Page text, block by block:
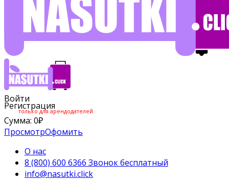
Войти
Регистрация
только для арендодателей
Сумма: 0₽
ПросмотрОфомить
О нас
8 (800) 600 6366 Звонок бесплатный
info@nasutki.click